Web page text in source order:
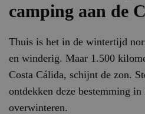
camping aan de
Thuis is het in de wintertijd
en winderig. Maar 1.500
Costa Cálida, schijnt de zon.
ontdekken deze bestemming
overwinteren.